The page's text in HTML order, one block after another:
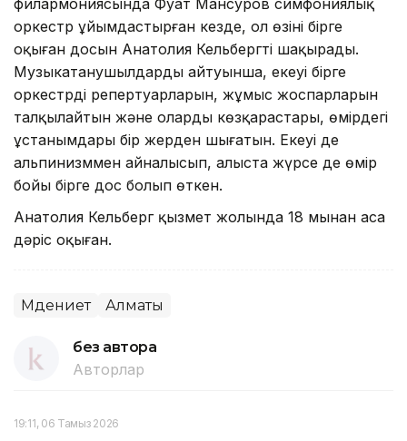
оркестр ұйымдастырған кезде, ол өзінің бірге
оқыған досын Анатолия Кельбергті шақырады.
Музыкатанушылдардың айтуынша, екеуі бірге
оркестрдің репертуарларын, жұмыс жоспарларын
талқылайтын және олардың көзқарастары, өмірдегі
ұстанымдары бір жерден шығатын. Екеуі де
альпинизммен айналысып, алыста жүрсе де өмір
бойы бірге дос болып өткен.
Анатолия Кельберг қызмет жолында 18 мыңнан аса
дәріс оқыған.
Мәдениет Алматы
без автора
Авторлар
19:11, 06 Тамыз 2026